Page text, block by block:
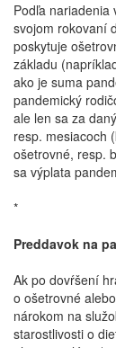
Podľa nariadenia
svojom rokovaní
poskytuje
základu
ako je suma
pandemický
ale len sa za
resp. mesiacoch
ošetrovné, resp.
sa výplata
*
Preddavok na
Ak po dovŕšení
o ošetrovné
nárokom na
starostlivosti o